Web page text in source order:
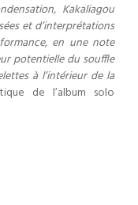
Kakaliagou
et d’interprétations
en une note
potentielle du souffle
à l’intérieur de la
de l’album solo